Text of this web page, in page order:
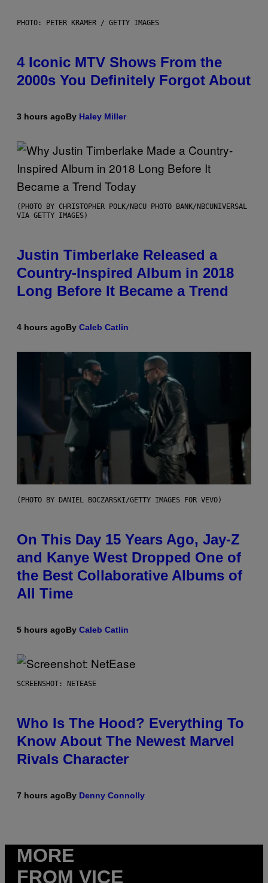
PHOTO: PETER KRAMER / GETTY IMAGES
4 Iconic MTV Shows From the
2000s You Definitely Forgot About
3 hours agoBy Haley Miller
(PHOTO BY CHRISTOPHER POLK/NBCU PHOTO BANK/NBCUNIVERSAL
VIA GETTY IMAGES)
Justin Timberlake Released a
Country-Inspired Album in 2018
Long Before It Became a Trend
4 hours agoBy Caleb Catlin
(PHOTO BY DANIEL BOCZARSKI/GETTY IMAGES FOR VEVO)
On This Day 15 Years Ago, Jay-Z
and Kanye West Dropped One of
the Best Collaborative Albums of
All Time
5 hours agoBy Caleb Catlin
SCREENSHOT: NETEASE
Who Is The Hood? Everything To
Know About The Newest Marvel
Rivals Character
7 hours agoBy Denny Connolly
MORE
FROM VICE